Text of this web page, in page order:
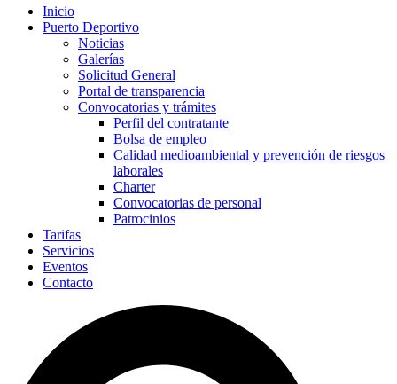
Inicio
Puerto Deportivo
Noticias
Galerías
Solicitud General
Portal de transparencia
Convocatorias y trámites
Perfil del contratante
Bolsa de empleo
Calidad medioambiental y prevención de riesgos
laborales
Charter
Convocatorias de personal
Patrocinios
Tarifas
Servicios
Eventos
Contacto